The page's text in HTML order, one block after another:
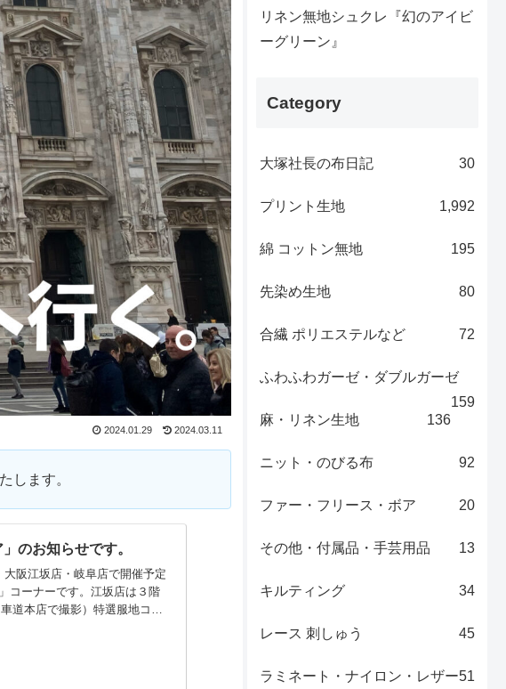
2024.01.29 2024.03.11
します。
のお知らせです。
阪江坂店・岐阜店で開催予定
コーナーです。江坂店は３階
道本店で撮影）特選服地コー
リネン無地シュクレ『幻のアイビ
ーグリーン』
Category
大塚社長の布日記 30
プリント生地 1,992
綿 コットン無地 195
先染め生地 80
合繊 ポリエステルなど 72
ふわふわガーゼ・ダブルガーゼ
159
麻・リネン生地
136
ニット・のびる布 92
ファー・フリース・ボア 20
その他・付属品・手芸用品 13
キルティング 34
レース 刺しゅう 45
ラミネート・ナイロン・レザー51